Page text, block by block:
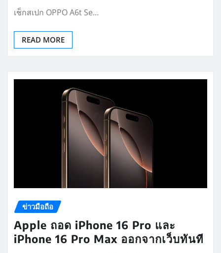
เช็กสเปก OPPO A6t Se…
READ MORE
ข่าวมือถือ
Apple ถอด iPhone 16 Pro และ
iPhone 16 Pro Max ออกจากเว็บทันที